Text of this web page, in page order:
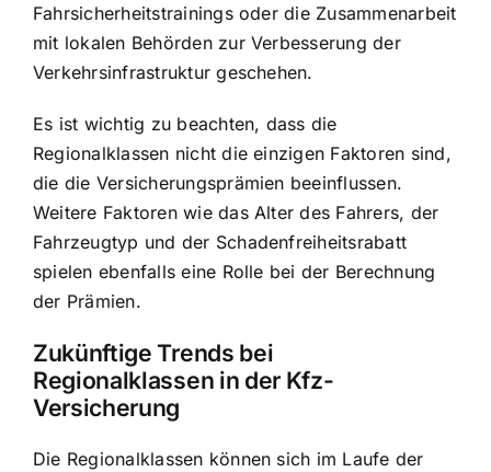
Fahrsicherheitstrainings oder die Zusammenarbeit
mit lokalen Behörden zur Verbesserung der
Verkehrsinfrastruktur geschehen.
Es ist wichtig zu beachten, dass die
Regionalklassen nicht die einzigen Faktoren sind,
die die Versicherungsprämien beeinflussen.
Weitere Faktoren wie das Alter des Fahrers, der
Fahrzeugtyp und der Schadenfreiheitsrabatt
spielen ebenfalls eine Rolle bei der Berechnung
der Prämien.
Zukünftige Trends bei
Regionalklassen in der Kfz-
Versicherung
Die Regionalklassen können sich im Laufe der